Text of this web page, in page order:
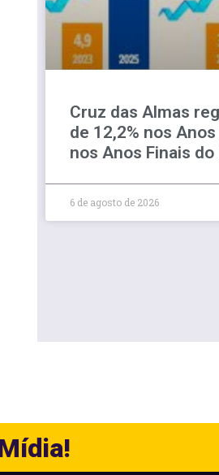
Cruz das Almas
de 12,2% nos
nos Anos Finais do
6 de agosto de 2026